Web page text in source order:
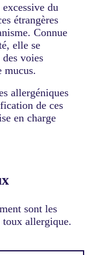
du
étrangères
Connue
elle se
voies
mucus.
allergéniques
de ces
en charge
sont les
toux allergique.